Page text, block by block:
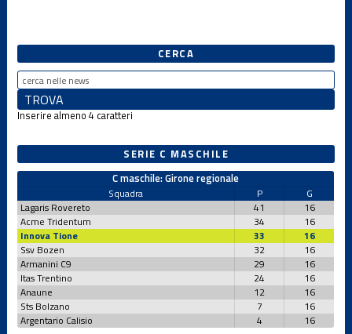
CERCA
Inserire almeno 4 caratteri
SERIE C MASCHILE
C maschile: Girone regionale
Squadra P
G
Lagaris Rovereto
41
16
Acme Tridentum
34
16
Innova Tione
33
16
Ssv Bozen
32
16
Armanini C9
29
16
Itas Trentino
24
16
Anaune
12
16
Sts Bolzano
7
16
Argentario Calisio
4 16